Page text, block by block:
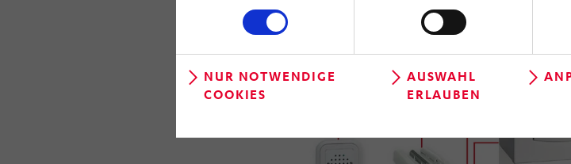
gespeichert und ausgelesen, die unbedingt erforderlich sind,
kann. Ihre Einwilligung können Sie über das Aufrufen der Cookie-
linken Rand der Webseite) entgeltlos und mit Wirkung für die
widerrufen“ klicken. Über die dortige Schaltfläche „Einwilligung
anpassen.
NUR NOTWENDIGE
COOKIES
AUSWAHL
ERLAUBEN